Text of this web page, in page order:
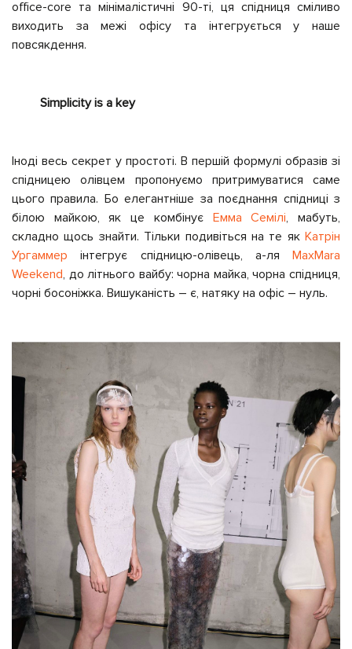
office-core та мінімалістичні 90-ті, ця спідниця сміливо
виходить за межі офісу та інтегрується у наше
повсякдення.
Simplicity is a key
Іноді весь секрет у простоті. В першій формулі образів зі
спідницею олівцем пропонуємо притримуватися саме
цього правила. Бо елегантніше за поєднання спідниці з
білою майкою, як це комбінує Емма Семілі, мабуть,
складно щось знайти. Тільки подивіться на те як Катрін
Ургаммер інтегрує спідницю-олівець, а-ля MaxMara
Weekend, до літнього вайбу: чорна майка, чорна спідниця,
чорні босоніжка. Вишуканість – є, натяку на офіс – нуль.